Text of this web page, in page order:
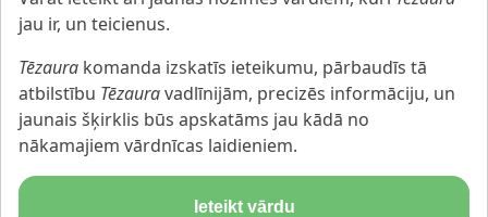
jau ir, un teicienus.
Tēzaura komanda izskatīs ieteikumu, pārbaudīs tā
atbilstību Tēzauravadlīnijām, precizēs informāciju, un
jaunais šķirklis būs apskatāms jau kādā no
nākamajiem vārdnīcas laidieniem.
Ieteikt vārdu